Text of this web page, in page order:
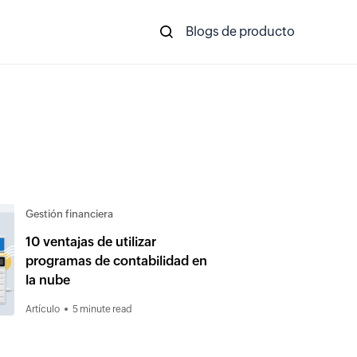
Blogs de producto
Gestión financiera
10 ventajas de utilizar
programas de contabilidad en
la nube
Artículo 5 minute read